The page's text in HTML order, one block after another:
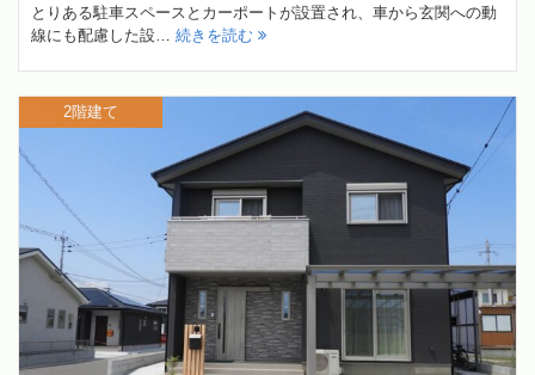
とりある駐車スペースとカーポートが設置され、車から玄関への動
線にも配慮した設… 続きを読む
2階建て